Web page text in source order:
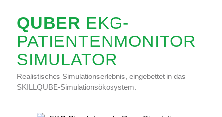
QUBER EKG-
PATIENTENMONITOR
SIMULATOR
Realistisches Simulationserlebnis, eingebettet in das
SKILLQUBE-Simulationsökosystem.